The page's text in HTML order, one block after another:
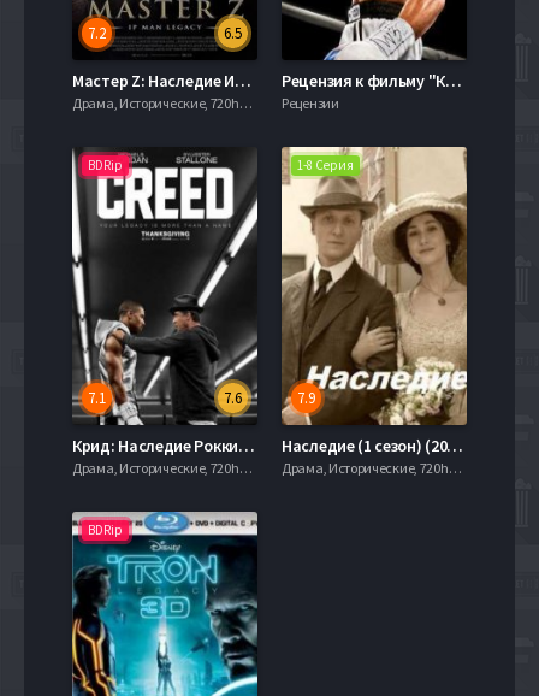
6.5
7.2
Мастер Z: Наследие Ип Мана (2018)
Драма, Исторические, 720hd, mobilen,
Рецензия к фильму "Крид: Наследие Рокки" 2015
Рецензии
BDRip
7.6
7.1
Крид: Наследие Рокки (2015)
Драма, Исторические, 720hd, mobilen,
1-8 Серия
7.9
Наследие (1 сезон) (2014)
Драма, Исторические, 720hd, mobilen,
BDRip